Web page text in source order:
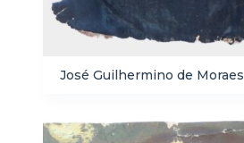
José Guilhermino de Moraes